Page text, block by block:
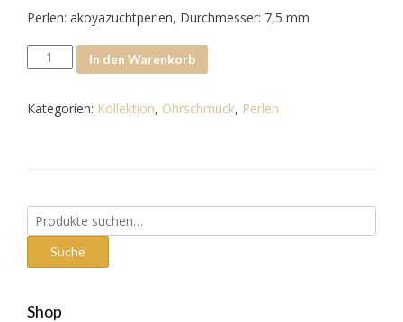
Perlen: akoyazuchtperlen, Durchmesser: 7,5 mm
Ohrclips
in
mit
In den Warenkorb
Kategorien: Kollektion, Ohrschmuck, Perlen
Suche
nach:
Suche
Shop